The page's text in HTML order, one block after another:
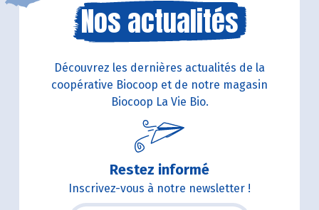
Nos actualités
Découvrez les dernières actualités de la
coopérative Biocoop et de notre magasin
Biocoop La Vie Bio.
Restez informé
Inscrivez-vous à notre newsletter !